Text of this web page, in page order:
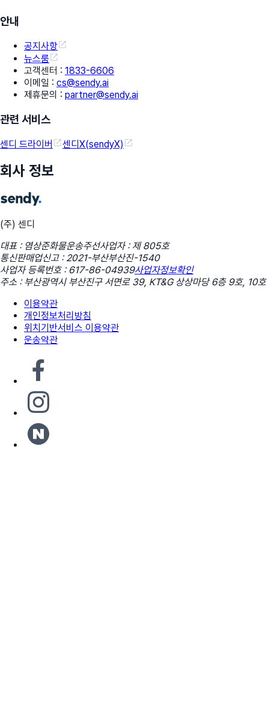
안내
공지사항
뉴스룸
고객센터 : 1833-6606
이메일 : cs@sendy.ai
제휴문의 : partner@sendy.ai
관련 서비스
센디 드라이버 센디X(sendyX)
회사 정보
(주) 센디
대표 : 염상준화물운송주선사업자 : 제 805호
통신판매업신고 : 2021-부산부산진-1540
사업자 등록번호 : 617-86-04939사업자정보확인
주소 : 부산광역시 부산진구 서면로 39, KT&G 상상마당 6층 9호, 10호
이용약관
개인정보처리방침
위치기반서비스 이용약관
운송약관